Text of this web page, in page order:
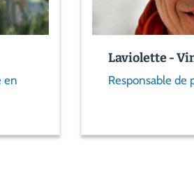
en
Laviolette -
Responsable de